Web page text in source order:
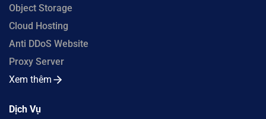
Object Storage
Cloud Hosting
Anti DDoS Website
Proxy Server
Xem thêm
Dịch Vụ